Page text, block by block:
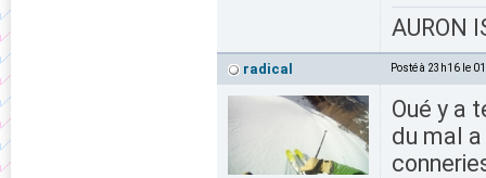
AURON
radical Posté à 23h16 le
Oué y a
du mal